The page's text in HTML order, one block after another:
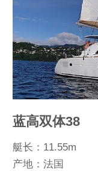
蓝高双体38
艇长：11.55m
产地：法国